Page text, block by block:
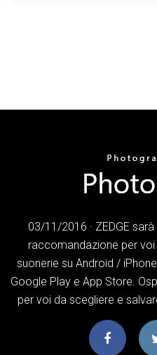
03/11/2016 · ZEDGE
raccomandazione per
suonerie su Android /
Google Play e App Store.
per voi da scegliere e